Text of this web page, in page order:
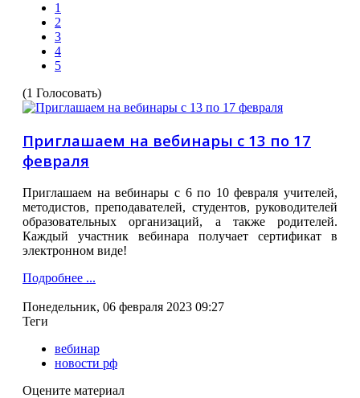
1
2
3
4
5
(1 Голосовать)
Приглашаем на вебинары с 13 по 17
февраля
Приглашаем на вебинары с 6 по 10 февраля учителей,
методистов, преподавателей, студентов, руководителей
образовательных организаций, а также родителей.
Каждый участник вебинара получает сертификат в
электронном виде!
Подробнее ...
Понедельник, 06 февраля 2023 09:27
Теги
вебинар
новости рф
Оцените материал